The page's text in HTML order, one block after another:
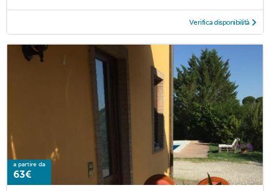
Verifica disponibilità
a partire da
63€